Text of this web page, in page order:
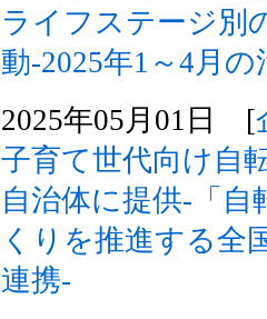
ライフステージ別
動-2025年1～4月の
2025年05月01日 [
子育て世代向け自
自治体に提供-「
くりを推進する全
連携-